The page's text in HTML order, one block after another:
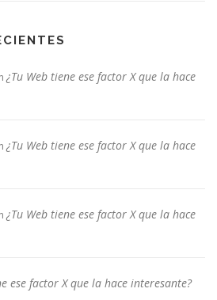
¿Tu Web tiene ese factor X que la hace
¿Tu Web tiene ese factor X que la hace
¿Tu Web tiene ese factor X que la hace
ese factor X que la hace interesante?